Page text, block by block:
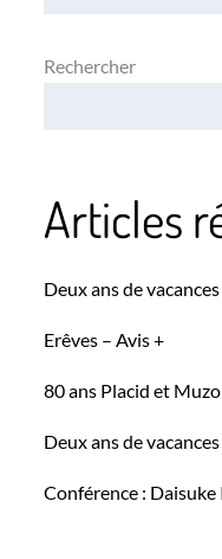
Rechercher
Articles
Deux ans de
Erêves – Avis +
80 ans Placid et
Deux ans de
Conférence : Daisuke